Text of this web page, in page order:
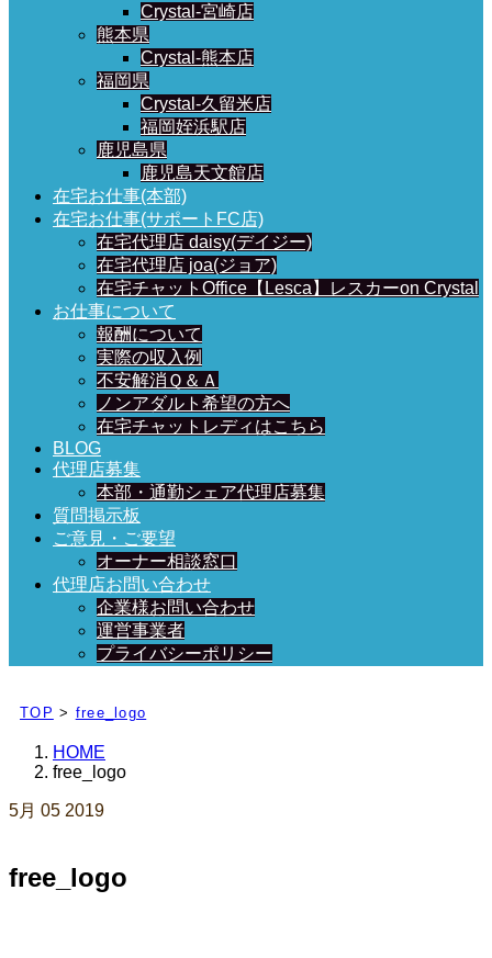
Crystal-宮崎店
熊本県
Crystal-熊本店
福岡県
Crystal-久留米店
福岡姪浜駅店
鹿児島県
鹿児島天文館店
在宅お仕事(本部)
在宅お仕事(サポートFC店)
在宅代理店 daisy(デイジー)
在宅代理店 joa(ジョア)
在宅チャットOffice【Lesca】レスカーon Crystal
お仕事について
報酬について
実際の収入例
不安解消Ｑ＆Ａ
ノンアダルト希望の方へ
在宅チャットレディはこちら
BLOG
代理店募集
本部・通勤シェア代理店募集
質問掲示板
ご意見・ご要望
オーナー相談窓口
代理店お問い合わせ
企業様お問い合わせ
運営事業者
プライバシーポリシー
TOP > free_logo
HOME
free_logo
5月 05 2019
free_logo